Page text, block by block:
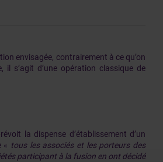
envisagée, contrairement à ce qu’on
il s’agit d’une opération classique de
la dispense d’établissement d’un
« tous les associés et les porteurs des
participant à la fusion en ont décidé